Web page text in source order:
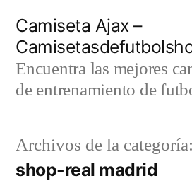
contenido
Camiseta Ajax –
Encuentra las mejores
de entrenamiento de
Archivos de la categoría:
shop-real madrid